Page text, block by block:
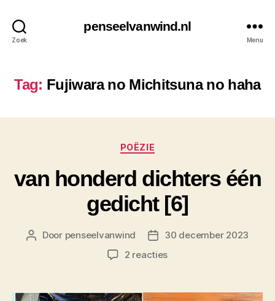
Zoek
penseelvanwind.nl
Menu
Tag: Fujiwara no Michitsuna no haha
Categorieën
POËZIE
van honderd dichters één
gedicht [6]
Berichtauteur
Door penseelvanwind Berichtdatum
30 december 2023
2 reactiesop
dichters